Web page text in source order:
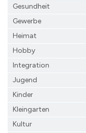
Gesundheit
Gewerbe
Heimat
Hobby
Integration
Jugend
Kinder
Kleingarten
Kultur